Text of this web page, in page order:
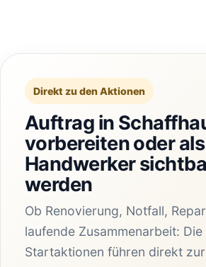
Direkt zu den Aktionen
Auftrag in
vorbereiten oder als
Handwerker
werden
Ob Renovierung, Notfall,
laufende Zusammenarbeit: Die
Startaktionen führen direkt zur